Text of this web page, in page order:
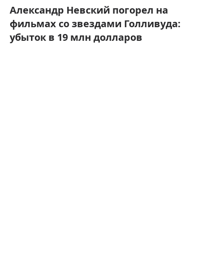
Александр Невский погорел на
фильмах со звездами Голливуда:
убыток в 19 млн долларов